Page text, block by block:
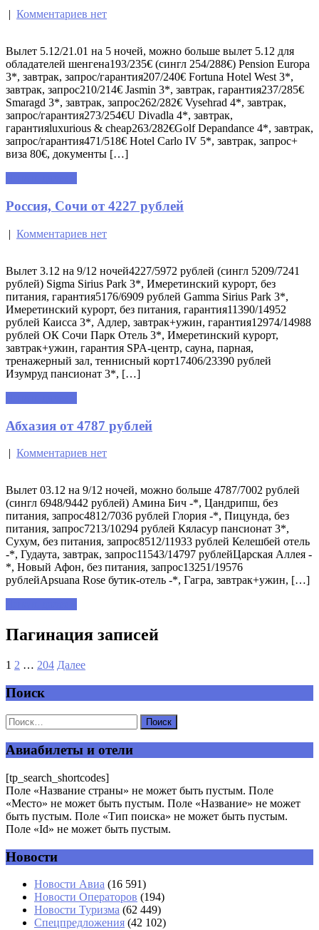
Комментариев нет
Вылет 5.12/21.01 на 5 ночей, можно больше вылет 5.12 для
обладателей шенгена193/235€ (сингл 254/288€) Pension Europa
3*, завтрак, запрос/гарантия207/240€ Fortuna Hotel West 3*,
завтрак, запрос210/214€ Jasmin 3*, завтрак, гарантия237/285€
Smaragd 3*, завтрак, запрос262/282€ Vysehrad 4*, завтрак,
запрос/гарантия273/254€U Divadla 4*, завтрак,
гарантияluxurious & cheap263/282€Golf Depandance 4*, завтрак,
запрос/гарантия471/518€ Hotel Carlo IV 5*, завтрак, запрос+
виза 80€, документы […]
Россия, Сочи от 4227 рублей
| Комментариев нет
Вылет 3.12 на 9/12 ночей4227/5972 рублей (сингл 5209/7241
рублей) Sigma Sirius Park 3*, Имеретинский курорт, без
питания, гарантия5176/6909 рублей Gamma Sirius Park 3*,
Имеретинский курорт, без питания, гарантия11390/14952
рублей Каисса 3*, Адлер, завтрак+ужин, гарантия12974/14988
рублей ОК Сочи Парк Отель 3*, Имеретинский курорт,
завтрак+ужин, гарантия SPA-центр, сауна, парная,
тренажерный зал, теннисный корт17406/23390 рублей
Изумруд пансионат 3*, […]
Абхазия от 4787 рублей
| Комментариев нет
Вылет 03.12 на 9/12 ночей, можно больше 4787/7002 рублей
(сингл 6948/9442 рублей) Амина Бич -*, Цандрипш, без
питания, запрос4812/7036 рублей Глория -*, Пицунда, без
питания, запрос7213/10294 рублей Кяласур пансионат 3*,
Сухум, без питания, запрос8512/11933 рублей Келешбей отель
-*, Гудаута, завтрак, запрос11543/14797 рублейЦарская Аллея -
*, Новый Афон, без питания, запрос13251/19576
рублейApsuana Rose бутик-отель -*, Гагра, завтрак+ужин, […]
Пагинация записей
1 2 … 204 Далее
Поиск
Авиабилеты и отели
[tp_search_shortcodes]
Поле «Название страны» не может быть пустым. Поле
«Место» не может быть пустым. Поле «Название» не может
быть пустым. Поле «Тип поиска» не может быть пустым.
Поле «Id» не может быть пустым.
Новости
Новости Авиа (16 591)
Новости Операторов (194)
Новости Туризма (62 449)
Спецпредложения (42 102)